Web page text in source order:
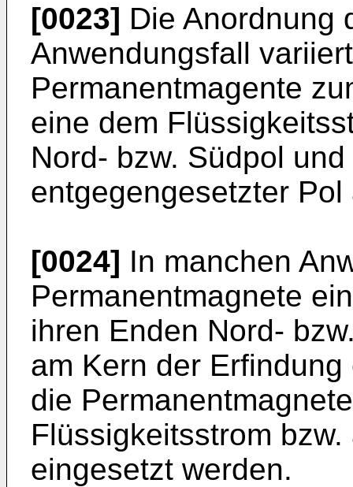
[0023] Die Anordnung
Anwendungsfall
Permanentmagente
eine dem
Nord- bzw. Südpol
entgegengesetzter
[0024] In manchen
Permanentmagnete
ihren Enden Nord-
am Kern der
die
Flüssigkeitsstrom
eingesetzt werden.